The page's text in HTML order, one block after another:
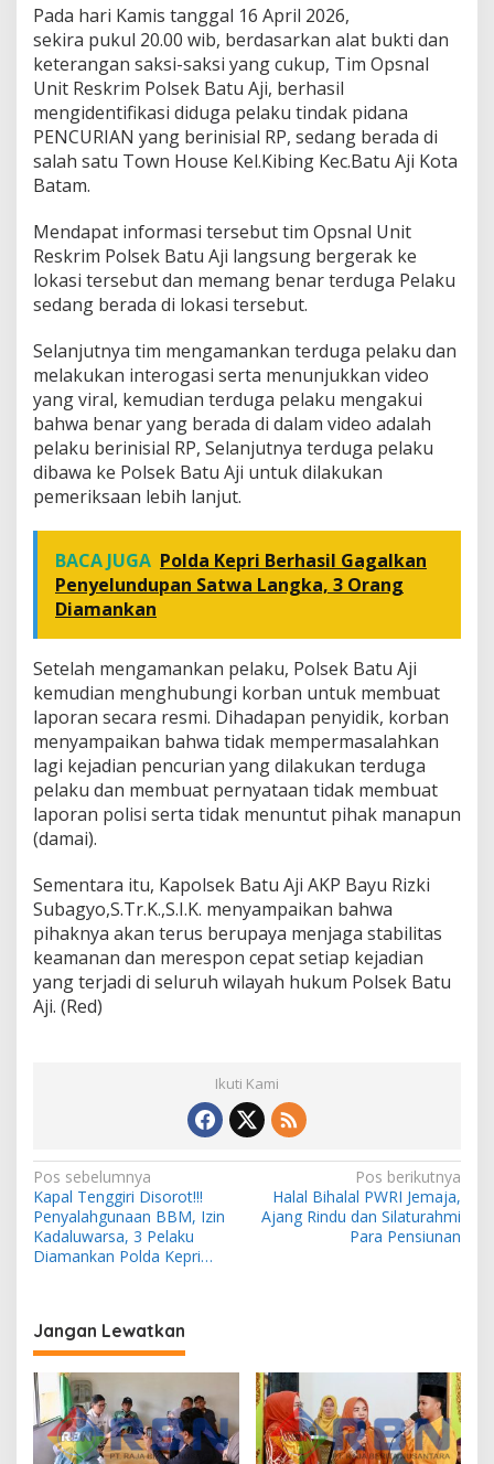
u
j
u
n
g
D
a
m
a
Pada hari Kamis tanggal 16 April 2026,
sekira pukul 20.00 wib, berdasarkan alat bukti dan
keterangan saksi-saksi yang cukup, Tim Opsnal
Unit Reskrim Polsek Batu Aji, berhasil
mengidentifikasi diduga pelaku tindak pidana
PENCURIAN yang berinisial RP, sedang berada di
salah satu Town House Kel.Kibing Kec.Batu Aji Kota
Batam.
Mendapat informasi tersebut tim Opsnal Unit
Reskrim Polsek Batu Aji langsung bergerak ke
lokasi tersebut dan memang benar terduga Pelaku
sedang berada di lokasi tersebut.
Selanjutnya tim mengamankan terduga pelaku dan
melakukan interogasi serta menunjukkan video
yang viral, kemudian terduga pelaku mengakui
bahwa benar yang berada di dalam video adalah
pelaku berinisial RP, Selanjutnya terduga pelaku
dibawa ke Polsek Batu Aji untuk dilakukan
pemeriksaan lebih lanjut.
BACA JUGA Polda Kepri Berhasil Gagalkan
Penyelundupan Satwa Langka, 3 Orang
Diamankan
Setelah mengamankan pelaku, Polsek Batu Aji
kemudian menghubungi korban untuk membuat
laporan secara resmi. Dihadapan penyidik, korban
menyampaikan bahwa tidak mempermasalahkan
lagi kejadian pencurian yang dilakukan terduga
pelaku dan membuat pernyataan tidak membuat
laporan polisi serta tidak menuntut pihak manapun
(damai).
Sementara itu, Kapolsek Batu Aji AKP Bayu Rizki
Subagyo,S.Tr.K.,S.I.K. menyampaikan bahwa
pihaknya akan terus berupaya menjaga stabilitas
keamanan dan merespon cepat setiap kejadian
yang terjadi di seluruh wilayah hukum Polsek Batu
Aji. (Red)
Ikuti Kami
N
a
v
i
a
s
i
p
Pos sebelumnya
Kapal Tenggiri Disorot!!!
Penyalahgunaan BBM, Izin
Kadaluwarsa, 3 Pelaku
Diamankan Polda Kepri…
Pos berikutnya
Halal Bihalal PWRI Jemaja,
Ajang Rindu dan Silaturahmi
Para Pensiunan
Jangan Lewatkan